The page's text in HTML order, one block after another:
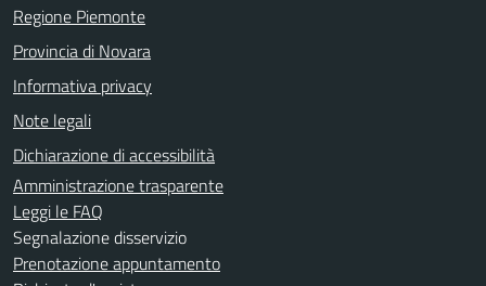
Regione Piemonte
Provincia di Novara
Informativa privacy
Note legali
Dichiarazione di accessibilità
Amministrazione trasparente
Leggi le FAQ
Segnalazione disservizio
Prenotazione appuntamento